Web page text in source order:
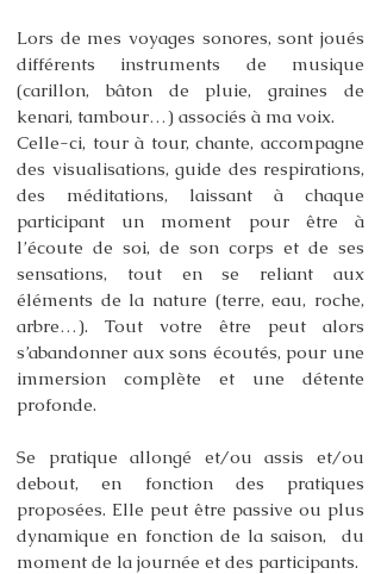
Lors de mes voyages sonores, sont joués
différents instruments de musique
(carillon, bâton de pluie, graines de
kenari, tambour…) associés à ma voix.
Celle-ci, tour à tour, chante, accompagne
des visualisations, guide des respirations,
des méditations, laissant à chaque
participant un moment pour être à
l’écoute de soi, de son corps et de ses
sensations, tout en se reliant aux
éléments de la nature (terre, eau, roche,
arbre…). Tout votre être peut alors
s’abandonner aux sons écoutés, pour une
immersion complète et une détente
profonde.
Se pratique allongé et/ou assis et/ou
debout, en fonction des pratiques
proposées. Elle peut être passive ou plus
dynamique en fonction de la saison, du
moment de la journée et des participants.